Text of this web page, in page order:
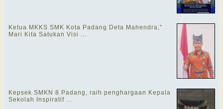
Ketua MKKS SMK Kota Padang Deta Mahendra,”
Mari Kita Satukan Visi ...
Kepsek SMKN 8 Padang, raih penghargaan Kepala
Sekolah Inspiratif ...